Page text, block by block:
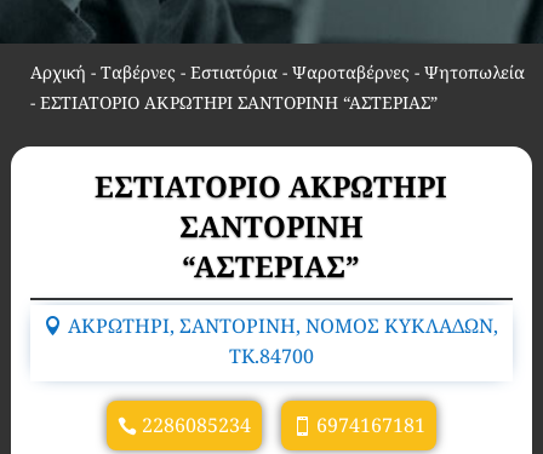
Αρχική - Ταβέρνες - Εστιατόρια - Ψαροταβέρνες - Ψητοπωλεία
- ΕΣΤΙΑΤΟΡΙΟ ΑΚΡΩΤΗΡΙ ΣΑΝΤΟΡΙΝΗ “ΑΣΤΕΡΙΑΣ”
ΕΣΤΙΑΤΟΡΙΟ ΑΚΡΩΤΗΡΙ
ΣΑΝΤΟΡΙΝΗ
“ΑΣΤΕΡΙΑΣ”
ΑΚΡΩΤΗΡΙ, ΣΑΝΤΟΡΙΝΗ, ΝΟΜΟΣ ΚΥΚΛΑΔΩΝ,
TK.84700
2286085234 6974167181